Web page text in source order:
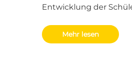
Entwicklung der
Klassenraummöbeln,
und Langlebigkeit
Mehr lesen